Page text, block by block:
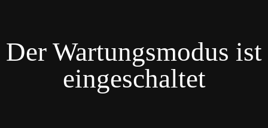
Der Wartungsmodus ist
eingeschaltet